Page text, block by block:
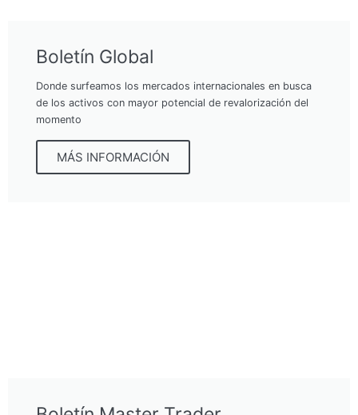
Boletín Global
Donde surfeamos los mercados internacionales en busca
de los activos con mayor potencial de revalorización del
momento
MÁS INFORMACIÓN